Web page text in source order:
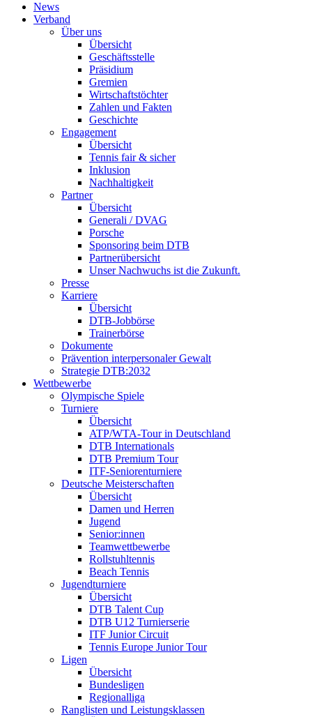
News
Verband
Über uns
Übersicht
Geschäftsstelle
Präsidium
Gremien
Wirtschaftstöchter
Zahlen und Fakten
Geschichte
Engagement
Übersicht
Tennis fair & sicher
Inklusion
Nachhaltigkeit
Partner
Übersicht
Generali / DVAG
Porsche
Sponsoring beim DTB
Partnerübersicht
Unser Nachwuchs ist die Zukunft.
Presse
Karriere
Übersicht
DTB-Jobbörse
Trainerbörse
Dokumente
Prävention interpersonaler Gewalt
Strategie DTB:2032
Wettbewerbe
Olympische Spiele
Turniere
Übersicht
ATP/WTA-Tour in Deutschland
DTB Internationals
DTB Premium Tour
ITF-Seniorenturniere
Deutsche Meisterschaften
Übersicht
Damen und Herren
Jugend
Senior:innen
Teamwettbewerbe
Rollstuhltennis
Beach Tennis
Jugendturniere
Übersicht
DTB Talent Cup
DTB U12 Turnierserie
ITF Junior Circuit
Tennis Europe Junior Tour
Ligen
Übersicht
Bundesligen
Regionalliga
Ranglisten und Leistungsklassen